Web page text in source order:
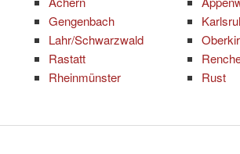
Gengenbach
Lahr/Schwarzwald
Rastatt
Rheinmünster
Rust